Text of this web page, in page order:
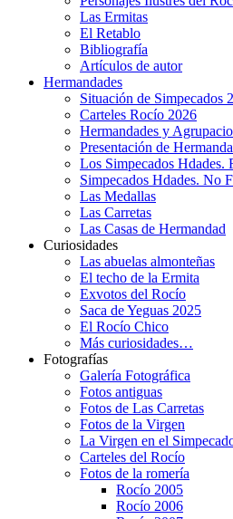
Las Ermitas
El Retablo
Bibliografía
Artículos de autor
Hermandades
Situación de Simpecados
Carteles Rocío 2026
Hermandades y
Presentación de
Los Simpecados Hdades.
Simpecados Hdades. No
Las Medallas
Las Carretas
Las Casas de Hermandad
Curiosidades
Las abuelas almonteñas
El techo de la Ermita
Exvotos del Rocío
Saca de Yeguas 2025
El Rocío Chico
Más curiosidades…
Fotografías
Galería Fotográfica
Fotos antiguas
Fotos de Las Carretas
Fotos de la Virgen
La Virgen en el
Carteles del Rocío
Fotos de la romería
Rocío 2005
Rocío 2006